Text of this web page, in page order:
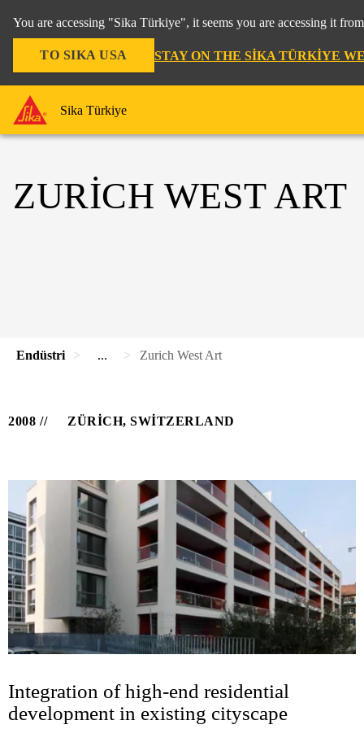
You are accessing "Sika Türkiye", it seems you are accessing it
TO SIKA USA STAY ON THE SIKA TÜRKIYE
Sika Türkiye
ZURICH WEST ART
Endüstri ... Zurich West Art
2008 ZÜRICH, SWITZERLAND
Integration of high-end residential
development in existing cityscape